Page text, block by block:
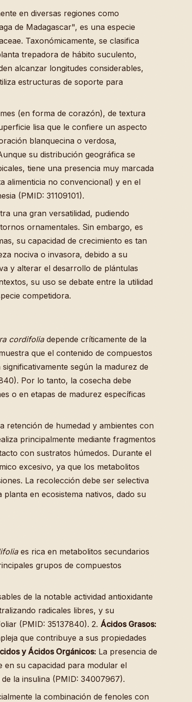
en diversas regiones como
de Madagascar", es una especie
Taxonómicamente, se clasifica
trepadora de hábito suculento,
alcanzar longitudes considerables,
estructuras de soporte para
(en forma de corazón), de textura
lisa que le confiere un aspecto
blanquecina o verdosa,
su distribución geográfica se
tiene una presencia muy marcada
alimenticia no convencional) y en el
(PMID: 31109101).
una gran versatilidad, pudiendo
ornamentales. Sin embargo, es
su capacidad de crecimiento es tan
nociva o invasora, debido a su
y alterar el desarrollo de plántulas
su uso se debate entre la utilidad
competidora.
cordifoliadepende críticamente de la
que el contenido de compuestos
según la madurez de
Por lo tanto, la cosecha debe
o en etapas de madurez específicas
retención de humedad y ambientes con
principalmente mediante fragmentos
con sustratos húmedos. Durante el
excesivo, ya que los metabolitos
La recolección debe ser selectiva
en ecosistema nativos, dado su
es rica en metabolitos secundarios
grupos de compuestos
de la notable actividad antioxidante
radicales libres, y su
(PMID: 35137840). 2. Ácidos Grasos:
que contribuye a sus propiedades
y Ácidos Orgánicos: La presencia de
en su capacidad para modular el
la insulina (PMID: 34007967).
la combinación de fenoles con